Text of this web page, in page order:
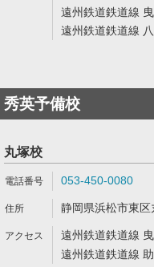
遠州鉄道鉄道線
遠州鉄道鉄道線
秀英予備校
丸塚校
053-450-0080
静岡県浜松市東
遠州鉄道鉄道線
遠州鉄道鉄道線